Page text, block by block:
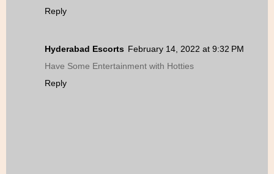
Reply
Hyderabad Escorts February 14, 2022 at 9:32 PM
Have Some Entertainment with Hotties
Reply